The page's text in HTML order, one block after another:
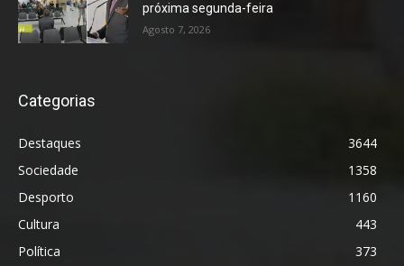
próxima segunda-feira
Agosto 7, 2026
Categorias
Destaques
3644
Sociedade
1358
Desporto
1160
Cultura
443
Política
373